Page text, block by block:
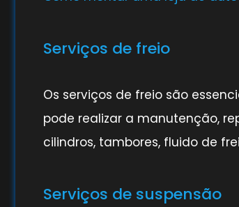
Serviços de freio
Os serviços de freio são
pode realizar a manutenção,
cilindros, tambores, fluido de
Serviços de suspensão